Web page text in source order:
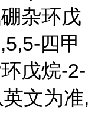
杂环戊
四甲
戊烷-2-
文为准,